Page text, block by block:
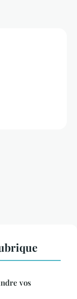
vos